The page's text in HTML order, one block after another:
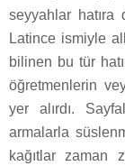
seyyahlar hatıra
Latince ismiyle
bilinen bu tür
öğretmenlerin
yer alırdı.
armalarla
kağıtlar zaman